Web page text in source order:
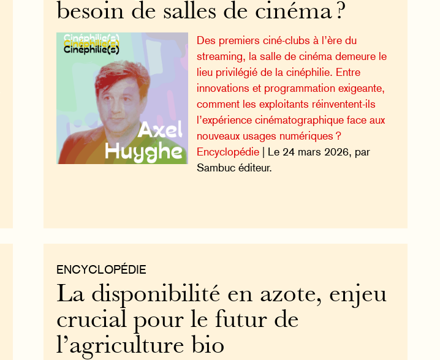
besoin de salles de cinéma ?
Des premiers ciné-clubs à l’ère du
streaming, la salle de cinéma demeure le
lieu privilégié de la cinéphilie. Entre
innovations et programmation exigeante,
comment les exploitants réinventent-ils
l’expérience cinématographique face aux
nouveaux usages numériques ?
Encyclopédie| Le 24 mars 2026, par
Sambuc éditeur.
ENCYCLOPÉDIE
La disponibilité en azote, enjeu
crucial pour le futur de
l’agriculture bio